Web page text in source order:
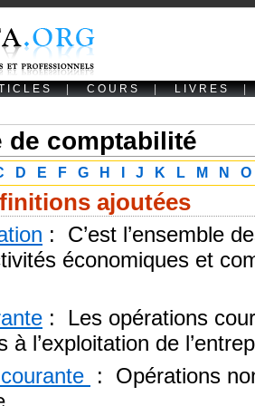
| COURS | LIVRES |
de comptabilité
D E F G H J K L M N O
ajoutées
: C’est l’ensemble
économiques et
: Les opérations
à l’exploitation de
: Opérations